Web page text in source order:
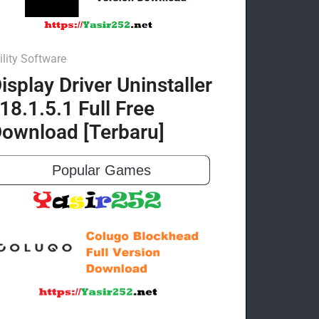
Software
Driver Uninstaller
Full Free
[Terbaru]
Popular Games